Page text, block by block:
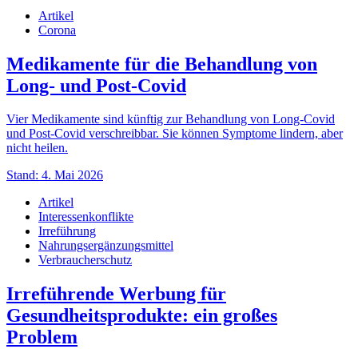
Artikel
Corona
Medikamente für die Behandlung von
Long- und Post-Covid
Vier Medikamente sind künftig zur Behandlung von Long-Covid
und Post-Covid verschreibbar. Sie können Symptome lindern, aber
nicht heilen.
Stand: 4. Mai 2026
Artikel
Interessenkonflikte
Irreführung
Nahrungsergänzungsmittel
Verbraucherschutz
Irreführende Werbung für
Gesundheitsprodukte: ein großes
Problem